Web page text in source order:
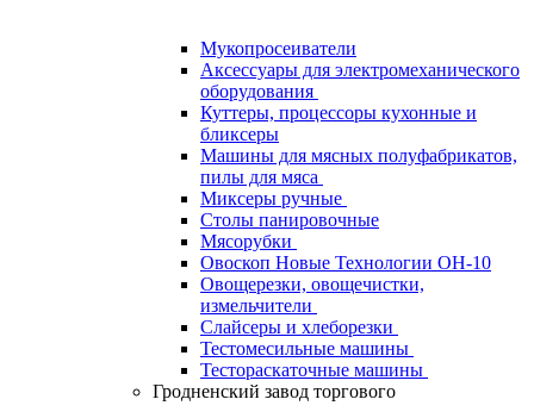
Мукопросеиватели
Аксессуары для электромеханического
оборудования
Куттеры, процессоры кухонные и
бликсеры
Машины для мясных полуфабрикатов,
пилы для мяса
Миксеры ручные
Столы панировочные
Мясорубки
Овоскоп Новые Технологии ОН-10
Овощерезки, овощечистки,
измельчители
Слайсеры и хлеборезки
Тестомесильные машины
Тестораскаточные машины
Гродненский завод торгового